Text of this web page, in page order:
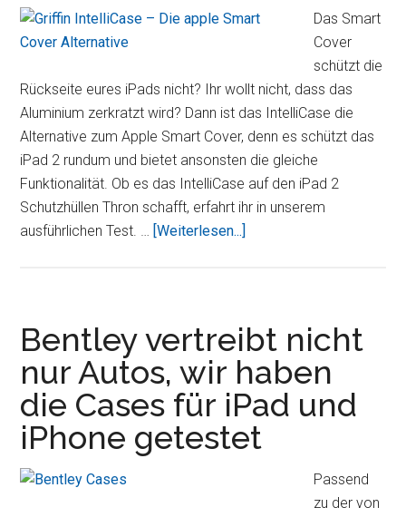
Smart
Das Smart
Cover
schützt die
Rückseite eures iPads nicht? Ihr wollt nicht, dass das
Aluminium zerkratzt wird? Dann ist das IntelliCase die
Alternative zum Apple Smart Cover, denn es schützt das
iPad 2 rundum und bietet ansonsten die gleiche
Funktionalität. Ob es das IntelliCase auf den iPad 2
Schutzhüllen Thron schafft, erfahrt ihr in unserem
ausführlichen Test. … [Weiterlesen...]
2
–
Smart
Cover
Alternative
im
Bentley vertreibt nicht
nur Autos, wir haben
die Cases für iPad und
iPhone getestet
Passend
zu der von